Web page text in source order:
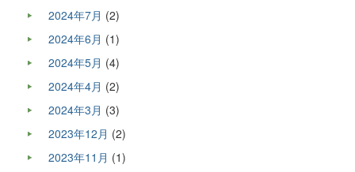
2024年7月 (2)
2024年6月 (1)
2024年5月 (4)
2024年4月 (2)
2024年3月 (3)
2023年12月 (2)
2023年11月 (1)